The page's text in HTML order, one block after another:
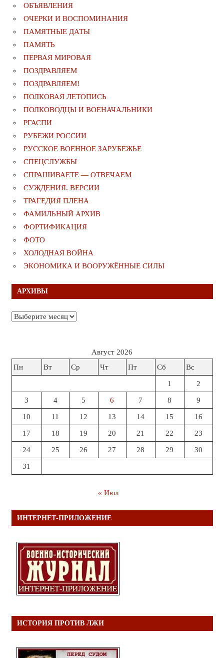
ОБЪЯВЛЕНИЯ
ОЧЕРКИ И ВОСПОМИНАНИЯ
ПАМЯТНЫЕ ДАТЫ
ПАМЯТЬ
ПЕРВАЯ МИРОВАЯ
ПОЗДРАВЛЯЕМ
ПОЗДРАВЛЯЕМ!
ПОЛКОВАЯ ЛЕТОПИСЬ
ПОЛКОВОДЦЫ И ВОЕНАЧАЛЬНИКИ
РГАСПИ
РУБЕЖИ РОССИИ
РУССКОЕ ВОЕННОЕ ЗАРУБЕЖЬЕ
СПЕЦСЛУЖБЫ
СПРАШИВАЕТЕ — ОТВЕЧАЕМ
СУЖДЕНИЯ. ВЕРСИИ
ТРАГЕДИЯ ПЛЕНА
ФАМИЛЬНЫЙ АРХИВ
ФОРТИФИКАЦИЯ
ФОТО
ХОЛОДНАЯ ВОЙНА
ЭКОНОМИКА И ВООРУЖЁННЫЕ СИЛЫ
АРХИВЫ
Архивы
Август 2026
Пн
Вт Ср Чт Пт Сб Вс
1 2
3 4 5 6 7 8 9
10 11 12 13 14 15 16
17 18 19 20 21 22 23
24 25 26 27 28 29 30
31
« Июл
ИНТЕРНЕТ-ПРИЛОЖЕНИЕ
ИСТОРИЯ ПРОТИВ ЛЖИ